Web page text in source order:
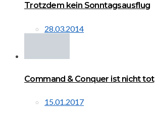
Trotzdem kein Sonntagsausflug
28.03.2014
Command & Conquer ist nicht tot
15.01.2017